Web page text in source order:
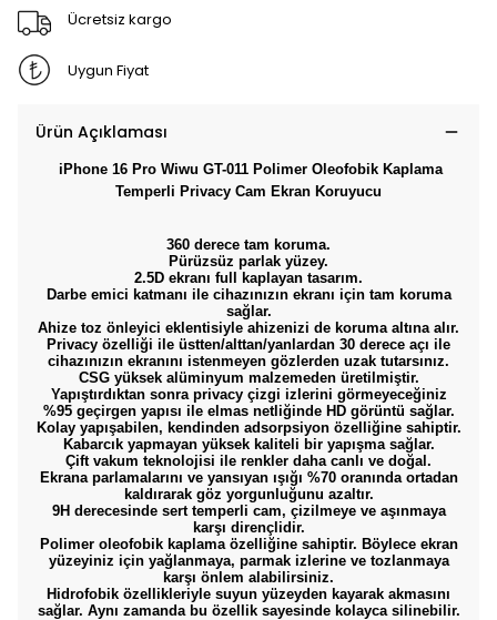
Ücretsiz kargo
Uygun Fiyat
Ürün Açıklaması
iPhone 16 Pro Wiwu GT-011 Polimer Oleofobik Kaplama
Temperli Privacy Cam Ekran Koruyucu
360 derece tam koruma.
Pürüzsüz parlak yüzey.
2.5D ekranı full kaplayan tasarım.
Darbe emici katmanı ile cihazınızın ekranı için tam koruma
sağlar.
Ahize toz önleyici eklentisiyle ahizenizi de koruma altına alır.
Privacy özelliği ile üstten/alttan/yanlardan 30 derece açı ile
cihazınızın ekranını istenmeyen gözlerden uzak tutarsınız.
CSG yüksek alüminyum malzemeden üretilmiştir.
Yapıştırdıktan sonra privacy çizgi izlerini görmeyeceğiniz
%95 geçirgen yapısı ile elmas netliğinde HD görüntü sağlar.
Kolay yapışabilen, kendinden adsorpsiyon özelliğine sahiptir.
Kabarcık yapmayan yüksek kaliteli bir yapışma sağlar.
Çift vakum teknolojisi ile renkler daha canlı ve doğal.
Ekrana parlamalarını ve yansıyan ışığı %70 oranında ortadan
kaldırarak göz yorgunluğunu azaltır.
9H derecesinde sert temperli cam, çizilmeye ve aşınmaya
karşı dirençlidir.
Polimer oleofobik kaplama özelliğine sahiptir. Böylece ekran
yüzeyiniz için yağlanmaya, parmak izlerine ve tozlanmaya
karşı önlem alabilirsiniz.
Hidrofobik özellikleriyle suyun yüzeyden kayarak akmasını
sağlar. Aynı zamanda bu özellik sayesinde kolayca silinebilir.